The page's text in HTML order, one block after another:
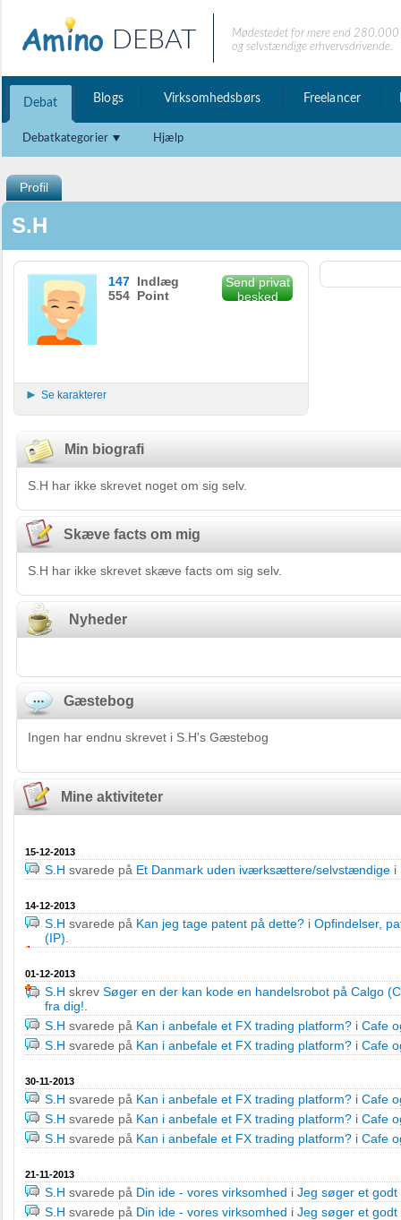
DEBAT
Mødestedet for mere end
og selvstændige erhvervsdrivende.
Debat Blogs Virksomhedsbørs Freelancer
Debatkategorier Hjælp
Profil
S.H
147 Indlæg
554 Point
Send privat
besked
Se karakterer
Min biografi
S.H har ikke skrevet noget om sig selv.
Skæve facts om mig
S.H har ikke skrevet skæve facts om sig selv.
Nyheder
Gæstebog
Ingen har endnu skrevet i S.H's Gæstebog
Mine aktiviteter
15-12-2013
S.H svarede på Et Danmark uden iværksættere/selvstændige i
14-12-2013
S.H svarede på Kan jeg tage patent på dette? i Opfindelser,
(IP)
01-12-2013
S.H skrev Søger en der kan kode en handelsrobot på Calgo
fra dig!
S.H svarede på Kan i anbefale et FX trading platform? i Cafe
S.H svarede på Kan i anbefale et FX trading platform? i Cafe
30-11-2013
S.H svarede på Kan i anbefale et FX trading platform? i Cafe
S.H svarede på Kan i anbefale et FX trading platform? i Cafe
S.H svarede på Kan i anbefale et FX trading platform? i Cafe
21-11-2013
S.H svarede på Din ide - vores virksomhed i Jeg søger et godt
S.H svarede på Din ide - vores virksomhed i Jeg søger et godt